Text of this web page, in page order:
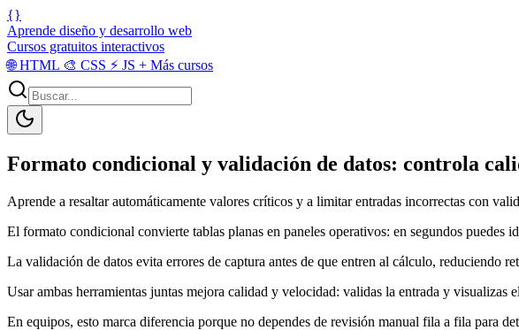
{}
Aprende diseño y desarrollo web
Cursos gratuitos interactivos
🌐HTML 🎨 CSS ⚡ JS + Más cursos
Formato condicional y validación de datos: controla
Aprende a resaltar automáticamente valores críticos y a limitar entradas incorrectas con
El formato condicional convierte tablas planas en paneles operativos: en segundos
La validación de datos evita errores de captura antes de que entren al cálculo, reduciendo
Usar ambas herramientas juntas mejora calidad y velocidad: validas la entrada y visualizas
En equipos, esto marca diferencia porque no dependes de revisión manual fila a fila para